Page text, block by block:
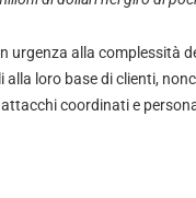
urgenza alla complessità
loro base di clienti,
coordinati e